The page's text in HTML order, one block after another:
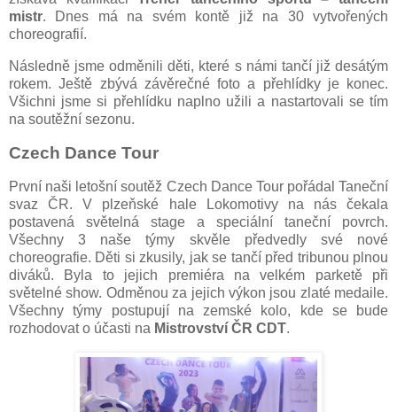
mistr. Dnes má na svém kontě již na 30 vytvořených
choreografií.
Následně jsme odměnili děti, které s námi tančí již desátým
rokem. Ještě zbývá závěrečné foto a přehlídky je konec.
Všichni jsme si přehlídku naplno užili a nastartovali se tím
na soutěžní sezonu.
Czech Dance Tour
První naši letošní soutěž Czech Dance Tour pořádal Taneční
svaz ČR. V plzeňské hale Lokomotivy na nás čekala
postavená světelná stage a speciální taneční povrch.
Všechny 3 naše týmy skvěle předvedly své nové
choreografie. Děti si zkusily, jak se tančí před tribunou plnou
diváků. Byla to jejich premiéra na velkém parketě při
světelné show. Odměnou za jejich výkon jsou zlaté medaile.
Všechny týmy postupují na zemské kolo, kde se bude
rozhodovat o účasti na Mistrovství ČR CDT.